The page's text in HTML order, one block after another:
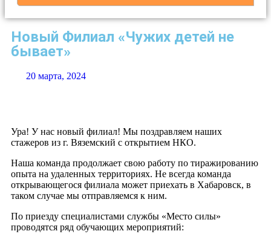
Новый Филиал «Чужих детей не
бывает»
20 марта, 2024
Ура! У нас новый филиал! Мы поздравляем наших
стажеров из г. Вяземский с открытием НКО.
Наша команда продолжает свою работу по тиражированию
опыта на удаленных территориях. Не всегда команда
открывающегося филиала может приехать в Хабаровск, в
таком случае мы отправляемся к ним.
По приезду специалистами службы «Место силы»
проводятся ряд обучающих мероприятий: